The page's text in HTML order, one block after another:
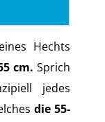
eines Hechts
cm. Sprich
jedes
die 55-